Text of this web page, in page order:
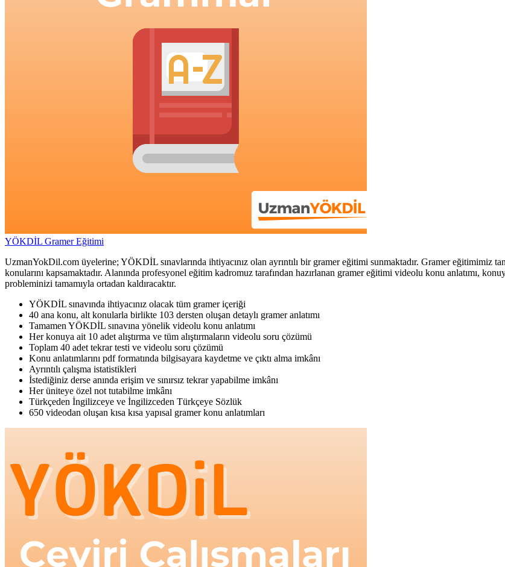
YÖKDİL Gramer Eğitimi
UzmanYokDil.com üyelerine; YÖKDİL sınavlarında ihtiyacınız olan ayrıntılı bir gramer eğitimi sunmaktadır. Gramer eğitimimiz
konularını kapsamaktadır. Alanında profesyonel eğitim kadromuz tarafından hazırlanan gramer eğitimi videolu konu anlatımı,
probleminizi tamamıyla ortadan kaldıracaktır.
YÖKDİL sınavında ihtiyacınız olacak tüm gramer içeriği
40 ana konu, alt konularla birlikte 103 dersten oluşan detaylı gramer anlatımı
Tamamen YÖKDİL sınavına yönelik videolu konu anlatımı
Her konuya ait 10 adet alıştırma ve tüm alıştırmaların videolu soru çözümü
Toplam 40 adet tekrar testi ve videolu soru çözümü
Konu anlatımlarını pdf formatında bilgisayara kaydetme ve çıktı alma imkânı
Ayrıntılı çalışma istatistikleri
İstediğiniz derse anında erişim ve sınırsız tekrar yapabilme imkânı
Her üniteye özel not tutabilme imkânı
Türkçeden İngilizceye ve İngilizceden Türkçeye Sözlük
650 videodan oluşan kısa kısa yapısal gramer konu anlatımları